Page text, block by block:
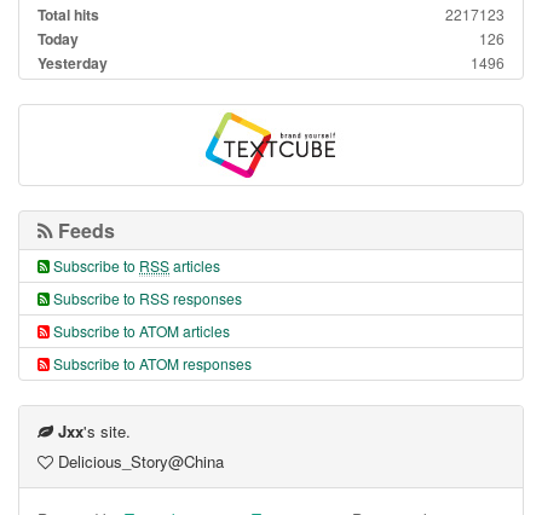
Total hits 2217123
Today 126
Yesterday 1496
Feeds
Subscribe to RSSarticles
Subscribe to RSS responses
Subscribe to ATOM articles
Subscribe to ATOM responses
Jxx's site.
Delicious_Story@China